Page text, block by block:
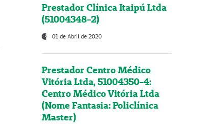
Prestador Clínica Itaipú Ltda
(51004348-2)
01 de Abril de 2020
Prestador Centro Médico
Vitória Ltda, 51004350-4:
Centro Médico Vitória Ltda
(Nome Fantasia: Policlínica
Master)